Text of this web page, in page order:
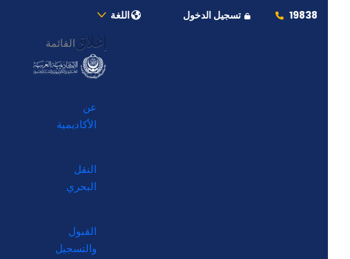
19838 تسجيل الدخول اللغة
إغلاق القائمة
عن
الأكاديمية
النقل
البحري
القبول
والتسجيل